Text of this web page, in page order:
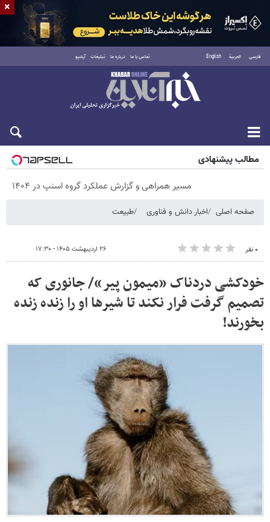
فارسی العربية English تماس با ما درباره ما تبلیغات آرشیو
پنجشنبه ۱۵ مرداد ۱۴۰۵
مطالب پیشنهادی
مسیر همراهی و گزارش عملکرد گروه اسنپ در ۱۴۰۴
صفحه اصلی اخبار دانش و فناوری طبیعت
۰ نفر ۲۶ اردیبهشت ۱۴۰۵ - ۱۷:۳۰
خودکشی دردناک «میمون پیر»/ جانوری که
تصمیم گرفت فرار نکند تا شیرها او را زنده زنده
بخورند!
×